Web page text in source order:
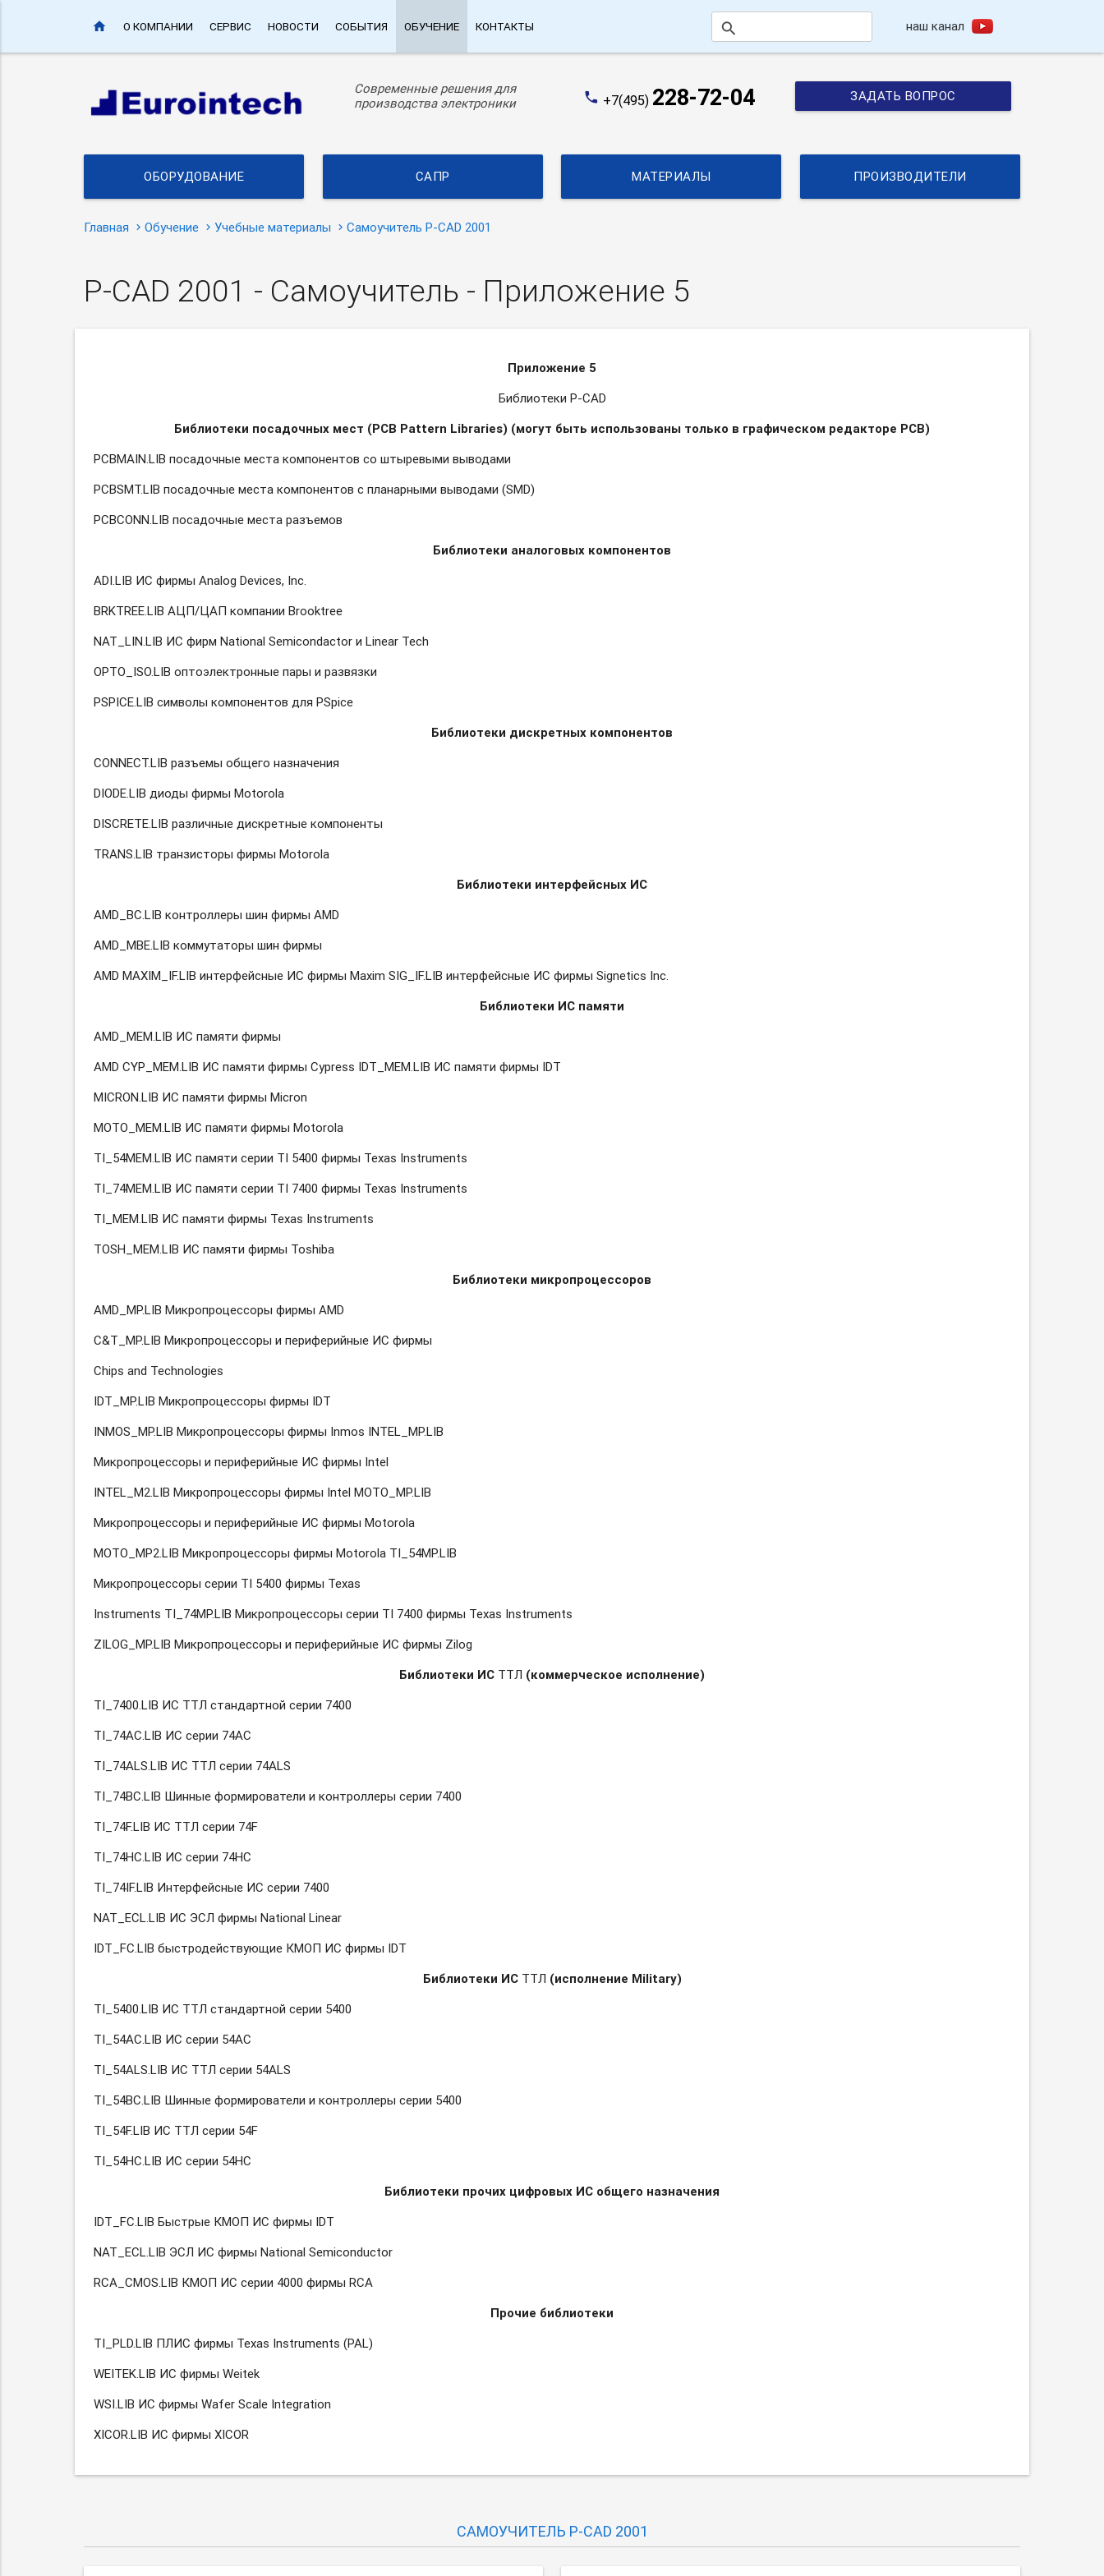
home О КОМПАНИИ СЕРВИС НОВОСТИ СОБЫТИЯ ОБУЧЕНИЕ КОНТАКТЫ search наш канал
Современные решения для
производства электроники
phone +7(495) 228-72-04 ЗАДАТЬ ВОПРОС
ОБОРУДОВАНИЕ САПР МАТЕРИАЛЫ ПРОИЗВОДИТЕЛИ
Главная Обучение Учебные материалы Самоучитель P-CAD 2001
P-CAD 2001 - Самоучитель - Приложение 5
Приложение 5
Библиотеки P-CAD
Библиотеки посадочных мест (РСВ Pattern Libraries) (могут быть использованы только в графическом редакторе РСВ)
PCBMAIN.LIB посадочные места компонентов со штыревыми выводами
PCBSMT.LIB посадочные места компонентов с планарными выводами (SMD)
PCBCONN.LIB посадочные места разъемов
Библиотеки аналоговых компонентов
ADI.LIB ИС фирмы Analog Devices, Inc.
BRKTREE.LIB АЦП/ЦАП компании Brooktree
NAT_LIN.LIB ИС фирм National Semicondactor и Linear Tech
OPTO_ISO.LIB оптоэлектронные пары и развязки
PSPICE.LIB символы компонентов для PSpice
Библиотеки дискретных компонентов
CONNECT.LIB разъемы общего назначения
DIODE.LIB диоды фирмы Motorola
DISCRETE.LIB различные дискретные компоненты
TRANS.LIB транзисторы фирмы Motorola
Библиотеки интерфейсных ИС
AMD_BC.LIB контроллеры шин фирмы AMD
AMD_MBE.LIB коммутаторы шин фирмы
AMD MAXIM_IF.LIB интерфейсные ИС фирмы Maxim SIG_IF.LIB интерфейсные ИС фирмы Signetics Inc.
Библиотеки ИС памяти
AMD_MEM.LIB ИС памяти фирмы
AMD CYP_MEM.LIB ИС памяти фирмы Cypress IDT_MEM.LIB ИС памяти фирмы IDT
MICRON.LIB ИС памяти фирмы Micron
MOTO_MEM.LIB ИС памяти фирмы Motorola
TI_54MEM.LIB ИС памяти серии TI 5400 фирмы Texas Instruments
TI_74MEM.LIB ИС памяти серии TI 7400 фирмы Texas Instruments
TI_MEM.LIB ИС памяти фирмы Texas Instruments
TOSH_MEM.LIB ИС памяти фирмы Toshiba
Библиотеки микропроцессоров
AMD_MP.LIB Микропроцессоры фирмы AMD
С&Т_МР.LIВ Микропроцессоры и периферийные ИС фирмы
Chips and Technologies
IDT_MP.LIB Микропроцессоры фирмы IDT
INMOS_MP.LIB Микропроцессоры фирмы Inmos INTEL_MP.LIB
Микропроцессоры и периферийные ИС фирмы Intel
INTEL_M2.LIB Микропроцессоры фирмы Intel MOTO_MP.LIB
Микропроцессоры и периферийные ИС фирмы Motorola
MOTO_MP2.LIB Микропроцессоры фирмы Motorola TI_54MP.LIB
Микропроцессоры серии TI 5400 фирмы Texas
Instruments TI_74MP.LIB Микропроцессоры серии TI 7400 фирмы Texas Instruments
ZILOG_MP.LIB Микропроцессоры и периферийные ИС фирмы Zilog
Библиотеки ИС ТТЛ (коммерческое исполнение)
ТI_7400.LIВ ИС ТТЛ стандартной серии 7400
TI_74AC.LIB ИС серии 74АС
TI_74ALS.LIB ИС ТТЛ серии 74ALS
ТI_74ВС.LIВ Шинные формирователи и контроллеры серии 7400
TI_74F.LIB ИС ТТЛ серии 74F
ТI_74НС.LIВ ИС серии 74НС
TI_74IF.LIB Интерфейсные ИС серии 7400
NAT_ECL.LIB ИС ЭСЛ фирмы National Linear
IDT_FC.LIB быстродействующие КМОП ИС фирмы IDT
Библиотеки ИСТТЛ (исполнение Military)
TI_5400.LIB ИС ТТЛ стандартной серии 5400
ТI_54АС.LIВ ИС серии 54АС
TI_54ALS.LIB ИС ТТЛ серии 54ALS
ТI_54ВС.LIВ Шинные формирователи и контроллеры серии 5400
TI_54F.LIB ИС ТТЛ серии 54F
TI_54HC.LIB ИС серии 54НС
Библиотеки прочих цифровых ИС общего назначения
IDT_FC.LIB Быстрые КМОП ИС фирмы IDT
NAT_ECL.LIB ЭСЛ ИС фирмы National Semiconductor
RCA_CMOS.LIB КМОП ИС серии 4000 фирмы RCA
Прочие библиотеки
TI_PLD.LIB ПЛИС фирмы Texas Instruments (PAL)
WEITEK.LIB ИС фирмы Weitek
WSI.LIB ИС фирмы Wafer Scale Integration
XICOR.LIB ИС фирмы XICOR
САМОУЧИТЕЛЬ P-CAD 2001